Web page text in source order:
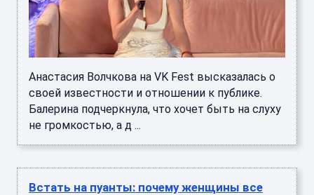
Анастасия Волчкова на VK Fest высказалась о
своей известности и отношении к публике.
Балерина подчеркнула, что хочет быть на слуху
не громкостью, а д ...
Встать на пуанты: почему женщины все